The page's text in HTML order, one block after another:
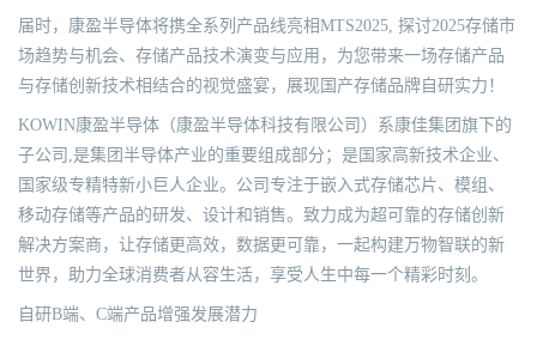
届时，康盈半导体将携全系列产品线亮相MTS2025, 探讨2025存储市
场趋势与机会、存储产品技术演变与应用，为您带来一场存储产品
与存储创新技术相结合的视觉盛宴，展现国产存储品牌自研实力！
KOWIN康盈半导体（康盈半导体科技有限公司）系康佳集团旗下的
子公司,是集团半导体产业的重要组成部分；是国家高新技术企业、
国家级专精特新小巨人企业。公司专注于嵌入式存储芯片、模组、
移动存储等产品的研发、设计和销售。致力成为超可靠的存储创新
解决方案商，让存储更高效，数据更可靠，一起构建万物智联的新
世界，助力全球消费者从容生活，享受人生中每一个精彩时刻。
自研B端、C端产品增强发展潜力